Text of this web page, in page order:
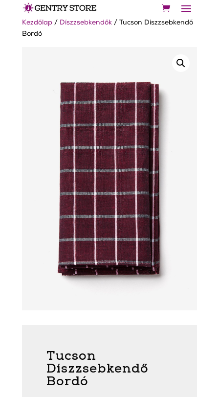
Kezdőlap/ Díszzsebkendők/ Tucson Díszzsebkendő
Bordó
Tucson
Díszzsebkendő
Bordó